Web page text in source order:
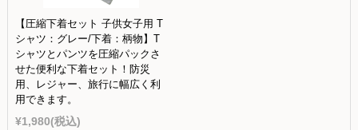
【圧縮下着セット 子供女子用 T
シャツ：グレー/下着：柄物】T
シャツとパンツを圧縮パックさ
せた便利な下着セット！防災
用、レジャー、旅行に幅広く利
用できます。
¥1,980(税込)